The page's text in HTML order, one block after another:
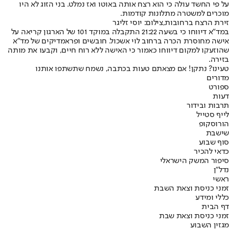
על פי החשד עולה כי הוא רצח אותה באוטו ואז נמלט. בני הזוג לא היו
מוכרים למשטרה מתלונות קודמות.
זירת הרצח ברחובות,צילום: יוסי זליגר
במד"א דיווחו כי בשעה 21:22 התקבלה במוקד 101 של הארגון קריאה על
אישה מחוסרת הכרה ברחוב לוי אשכול. חובשים ופראמדיקים של מד"א
שהוזעקו למקום דיווחו כאמור כי האישה ללא רוח חיים, וקבעו את מותה
בזירה.
טעינו? נתקן! אם מצאתם טעות בכתבה, נשמח שתשתפו אותנו
מדורים
ספורט
דעות
תרבות ובידור
לייף סטייל
הורוסקופ
שישבת
סוף שבוע
כדאי להכיר
סיפור המשק הישראלי
נדל"ן
ראשי
זמני כניסת וצאת השבת
כללי ומידע
דף הבית
זמני כניסת וצאת שבת
מגזין השבוע